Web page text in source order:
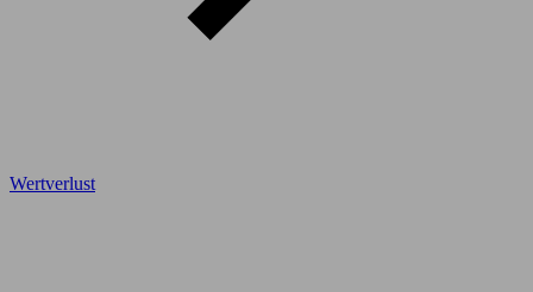
Wertverlust